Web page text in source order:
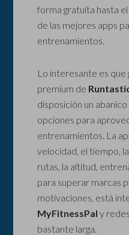
forma gratuita hasta
de las mejores apps
entrenamientos.
Lo interesante es que
premium de
disposición un
opciones para
entrenamientos. La
velocidad, el tiempo,
rutas, la altitud,
para superar marcas
motivaciones, está
MyFitnessPal y
bastante larga.